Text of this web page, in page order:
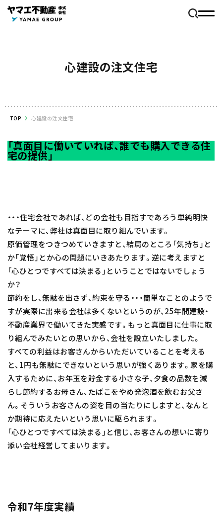
心建設の注文住宅
TOP 心建設の注文住宅
「真面目に働いていれば、誰でも購入できる住
宅の提供」
・・・住宅会社であれば、どの会社も目指すであろう単純明快
なテーマに、弊社は真面目に取り組んでいます。
原価管理をつきつめていきますと、結局のところ「気持ち」と
か「覚悟」とか心の問題にいきあたります。逆に考えますと
「心ひとつですべては決まる」ということではないでしょう
か？
節約をし、無駄を出さず、約束を守る・・・簡単なことのようで
すが実際に出来る会社は多くないというのが、25年間建設・
不動産業界で働いてきた実感です。もっと真面目に仕事に取
り組んでみたいとの思いから、会社を設立いたしました。
すべての利益はお客さんからいただいていることを考える
と、1円も無駄にできないという思いが強くあります。家を購
入するために、お年玉を貯金する小さな子、夕食の品数を減
らし節約するお母さん、たばこをやめ発泡酒を飲むお父さ
ん。そういうお客さんの姿を目の当たりにしますと、なんと
か期待に応えたいという思いに駆られます。
「心ひとつですべては決まる」と信じ、お客さんの想いに寄り
添い会社経営してまいります。
令和7年度実績